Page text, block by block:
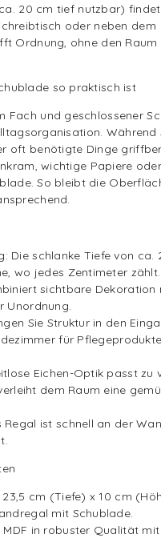
20 cm tief nutzbar)
oder neben dem
Ordnung, ohne den Raum
so praktisch ist
Fach und geschlossener
Während
oft benötigte Dinge
wichtige Papiere
So bleibt die
Die schlanke Tiefe von ca.
wo jedes Zentimeter zählt.
sichtbare Dekoration
Unordnung.
Sie Struktur in den
für
Eichen-Optik passt zu
dem Raum eine
Regal ist schnell an der
cm (Tiefe) x 10 cm
mit Schublade.
in robuster Qualität mit